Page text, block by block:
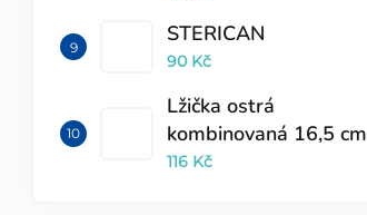
STERICAN
90 Kč
Lžička ostrá
kombinovaná 16,5 cm
116 Kč